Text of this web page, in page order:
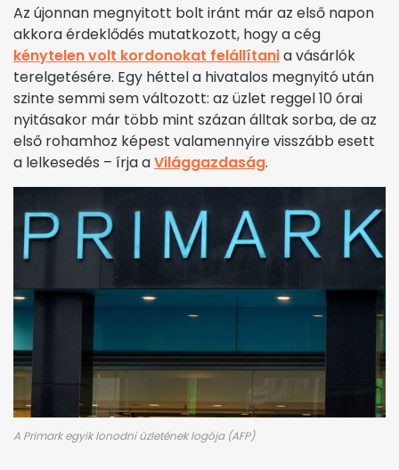
Az újonnan megnyitott bolt iránt már az első napon
akkora érdeklődés mutatkozott, hogy a cég
kénytelen volt kordonokat felállítania vásárlók
terelgetésére. Egy héttel a hivatalos megnyitó után
szinte semmi sem változott: az üzlet reggel 10 órai
nyitásakor már több mint százan álltak sorba, de az
első rohamhoz képest valamennyire visszább esett
a lelkesedés – írja aVilággazdaság.
A Primark egyik lonodni üzletének logója (AFP)